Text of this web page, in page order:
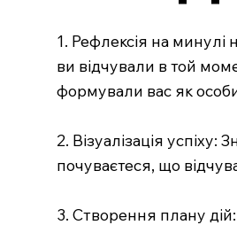
1. Рефлексія на минулі
ви відчували в той
формували вас як
2. Візуалізація успіху:
почуваєтеся, що
3. Створення плану